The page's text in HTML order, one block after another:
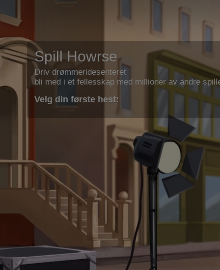
Spill Howrse
Driv drømmeridesenteret
bli med i et fellesskap med millioner av andre
Velg din første hest: